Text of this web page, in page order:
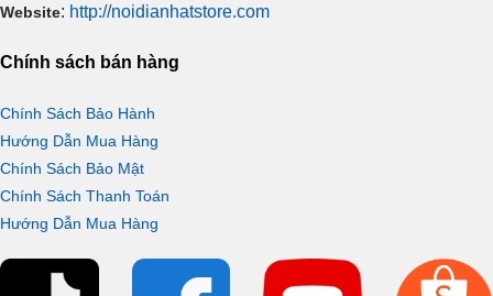
Website: http://noidianhatstore.com
Chính sách bán hàng
Chính Sách Bảo Hành
Hướng Dẫn Mua Hàng
Chính Sách Bảo Mật
Chính Sách Thanh Toán
Hướng Dẫn Mua Hàng